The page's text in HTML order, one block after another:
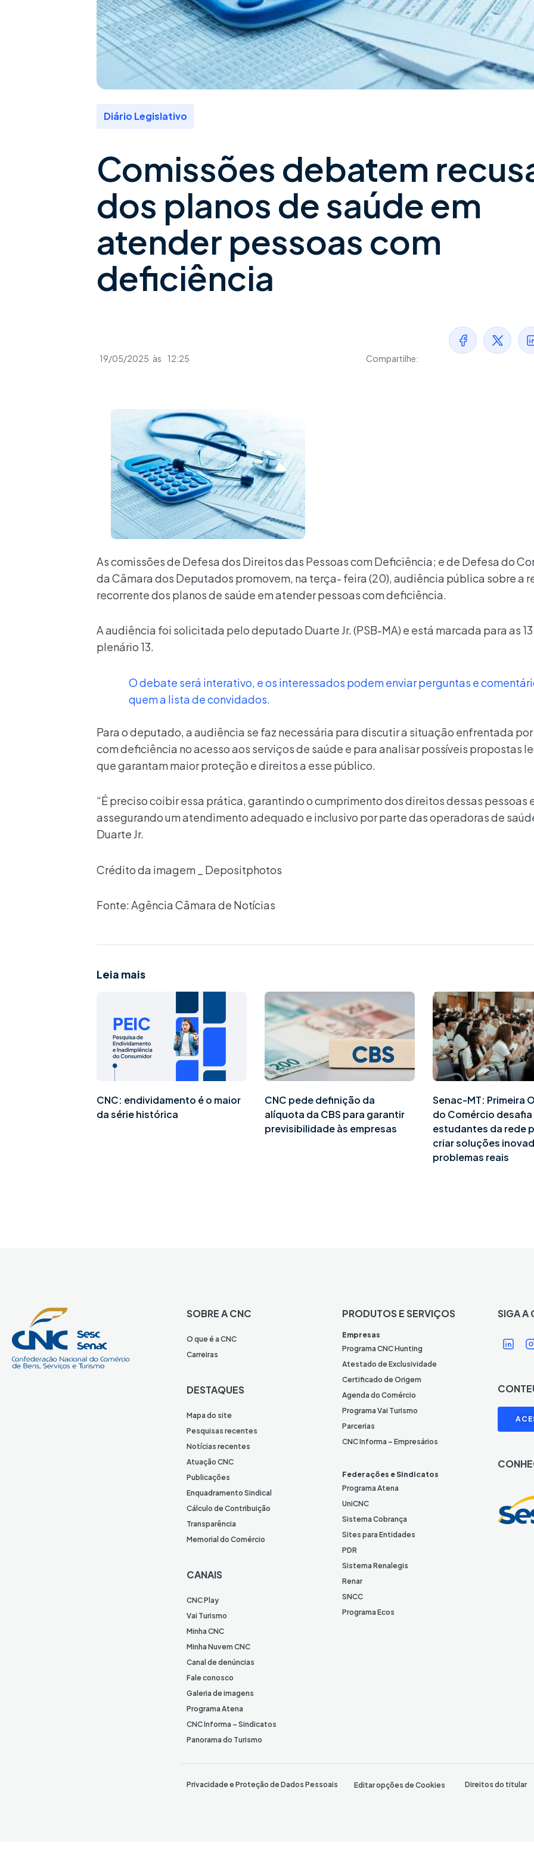
Diário Legislativo
Comissões debatem
dos planos de saúde em
atender pessoas com
deficiência
19/05/2025 às 12:25 Compartilhe:
As comissões de Defesa dos Direitos das Pessoas com Deficiência; e de Defesa do
da Câmara dos Deputados promovem, na terça- feira (20), audiência pública sobre a
recorrente dos planos de saúde em atender pessoas com deficiência.
A audiência foi solicitada pelo deputado Duarte Jr. (PSB-MA) e está marcada para as
plenário 13.
O debate será interativo, e os interessados podem enviar perguntas e
quem a lista de convidados.
Para o deputado, a audiência se faz necessária para discutir a situação enfrentada
com deficiência no acesso aos serviços de saúde e para analisar possíveis propostas
que garantam maior proteção e direitos a esse público.
“É preciso coibir essa prática, garantindo o cumprimento dos direitos dessas pessoas
assegurando um atendimento adequado e inclusivo por parte das operadoras de
Duarte Jr.
Crédito da imagem _ Depositphotos
Fonte: Agência Câmara de Notícias
Leia mais
CNC: endividamento é o maior
da série histórica
CNC pede definição da
alíquota da CBS para garantir
previsibilidade às empresas
Senac-MT: Primeira
do Comércio desafia
estudantes da rede
criar soluções
problemas reais
SOBRE A CNC
O que é a CNC
Carreiras
DESTAQUES
Mapa do site
Pesquisas recentes
Notícias recentes
Atuação CNC
Publicações
Enquadramento Sindical
Cálculo de Contribuição
Transparência
Memorial do Comércio
CANAIS
CNC Play
Vai Turismo
Minha CNC
Minha Nuvem CNC
Canal de denúncias
Fale conosco
Galeria de imagens
Programa Atena
CNC Informa – Sindicatos
Panorama do Turismo
PRODUTOS E SERVIÇOS
Empresas
Programa CNC Hunting
Atestado de Exclusividade
Certificado de Origem
Agenda do Comércio
Programa Vai Turismo
Parcerias
CNC Informa – Empresários
Federações e Sindicatos
Programa Atena
UniCNC
Sistema Cobrança
Sites para Entidades
PDR
Sistema Renalegis
Renar
SNCC
Programa Ecos
SIGA A
Í
c
n
e
L
i
k
e
I
n
Í
I
Privacidade e Proteção de Dados Pessoais Editar opções de Cookies Direitos do titular